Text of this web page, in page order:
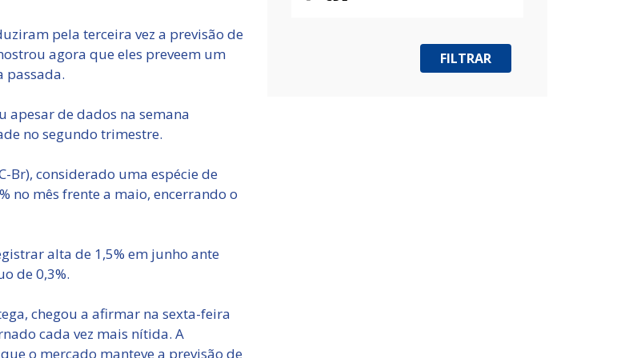
pela terceira vez a previsão de
agora que eles preveem um
passada.
apesar de dados na semana
no segundo trimestre.
Br), considerado uma espécie de
no mês frente a maio, encerrando o
alta de 1,5% em junho ante
de 0,3%.
chegou a afirmar na sexta-feira
cada vez mais nítida. A
o mercado manteve a previsão de